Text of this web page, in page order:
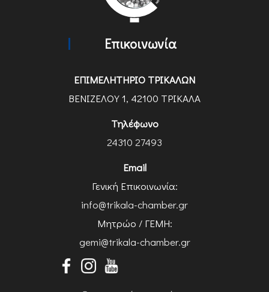
Επικοινωνία
ΕΠΙΜΕΛΗΤΗΡΙΟ ΤΡΙΚΑΛΩΝ
ΒΕΝΙΖΕΛΟΥ 1, 42100 ΤΡΙΚΑΛΑ
Τηλέφωνο
24310 27493
Email
Γενική Επικοινωνία:
info@trikala-chamber.gr
Μητρώο / ΓΕΜΗ:
gemi@trikala-chamber.gr